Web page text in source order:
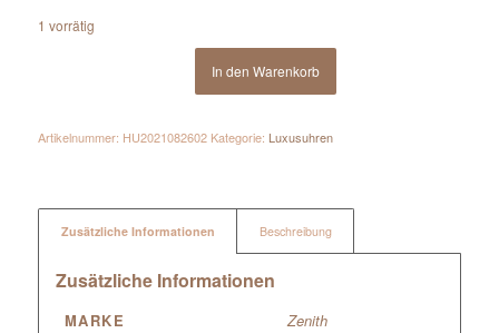
1 vorrätig
In den Warenkorb
Artikelnummer: HU2021082602 Kategorie: Luxusuhren
Zusätzliche Informationen Beschreibung
Zusätzliche Informationen
MARKE
Zenith